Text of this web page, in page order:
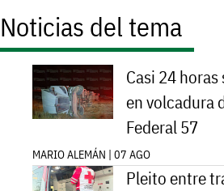
Noticias del tema
Casi 24
en volcadura
Federal 57
MARIO ALEMÁN | 07 AGO
Pleito entre